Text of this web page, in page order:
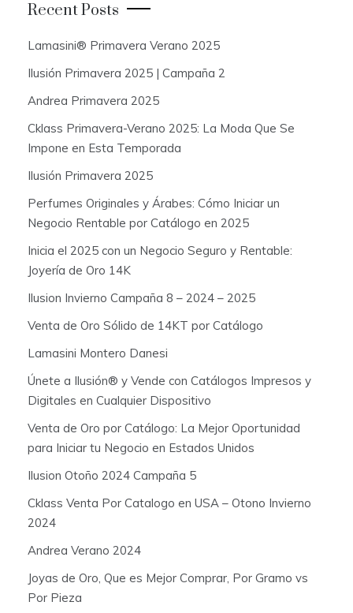
h
f
r
Recent Posts
Lamasini® Primavera Verano 2025
Ilusión Primavera 2025 | Campaña 2
Andrea Primavera 2025
Cklass Primavera-Verano 2025: La Moda Que Se
Impone en Esta Temporada
Ilusión Primavera 2025
Perfumes Originales y Árabes: Cómo Iniciar un
Negocio Rentable por Catálogo en 2025
Inicia el 2025 con un Negocio Seguro y Rentable:
Joyería de Oro 14K
Ilusion Invierno Campaña 8 – 2024 – 2025
Venta de Oro Sólido de 14KT por Catálogo
Lamasini Montero Danesi
Únete a Ilusión® y Vende con Catálogos Impresos y
Digitales en Cualquier Dispositivo
Venta de Oro por Catálogo: La Mejor Oportunidad
para Iniciar tu Negocio en Estados Unidos
Ilusion Otoño 2024 Campaña 5
Cklass Venta Por Catalogo en USA – Otono Invierno
2024
Andrea Verano 2024
Joyas de Oro, Que es Mejor Comprar, Por Gramo vs
Por Pieza